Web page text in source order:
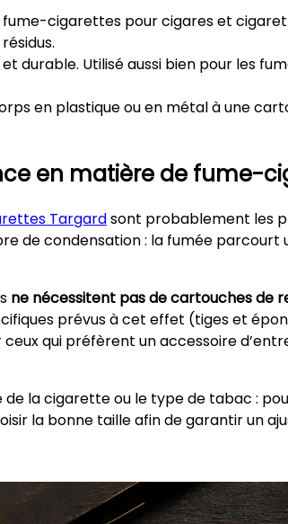
cigarettes pour cigares et
durable. Utilisé aussi bien pour les
en plastique ou en métal à une
en matière de fume-
Targardsont probablement les
de condensation : la fumée parcourt
ne nécessitent pas de cartouches de
prévus à cet effet (tiges et
qui préfèrent un accessoire
la cigarette ou le type de tabac :
la bonne taille afin de garantir un